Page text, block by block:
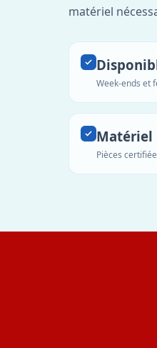
matériel
Week-ends et
Matériel
Pièces